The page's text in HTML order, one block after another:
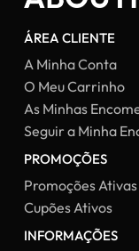
ÁREA CLIENTE
A Minha Conta
O Meu Carrinho
As Minhas
Seguir a Minha
PROMOÇÕES
Promoções Ativas
Cupões Ativos
INFORMAÇÕES